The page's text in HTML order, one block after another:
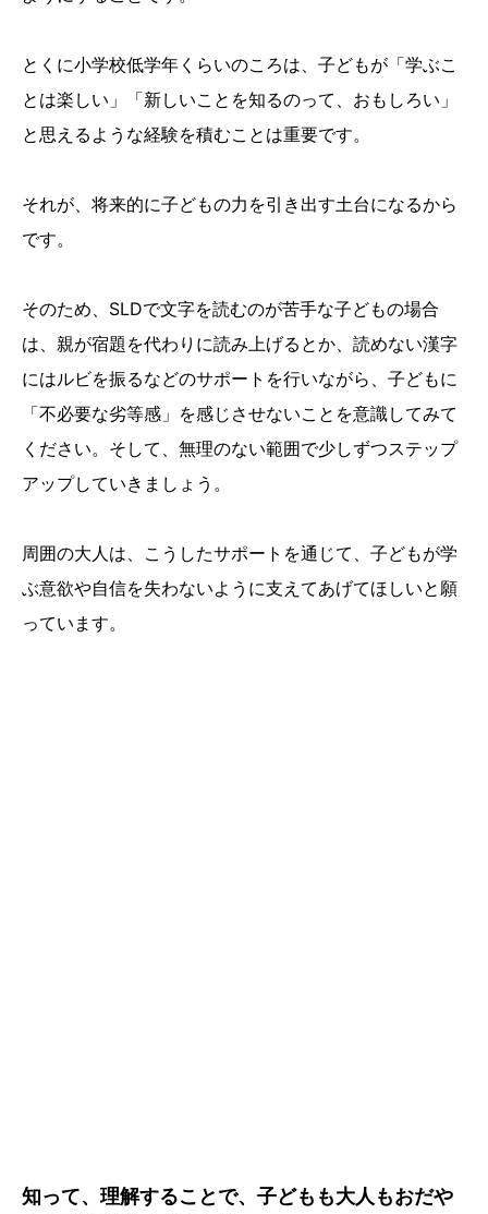
とくに小学校低学年くらいのころは、子どもが「学ぶこ
とは楽しい」「新しいことを知るのって、おもしろい」
と思えるような経験を積むことは重要です。
それが、将来的に子どもの力を引き出す土台になるから
です。
そのため、SLDで文字を読むのが苦手な子どもの場合
は、親が宿題を代わりに読み上げるとか、読めない漢字
にはルビを振るなどのサポートを行いながら、子どもに
「不必要な劣等感」を感じさせないことを意識してみて
ください。そして、無理のない範囲で少しずつステップ
アップしていきましょう。
周囲の大人は、こうしたサポートを通じて、子どもが学
ぶ意欲や自信を失わないように支えてあげてほしいと願
っています。
知って、理解することで、子どもも大人もおだや